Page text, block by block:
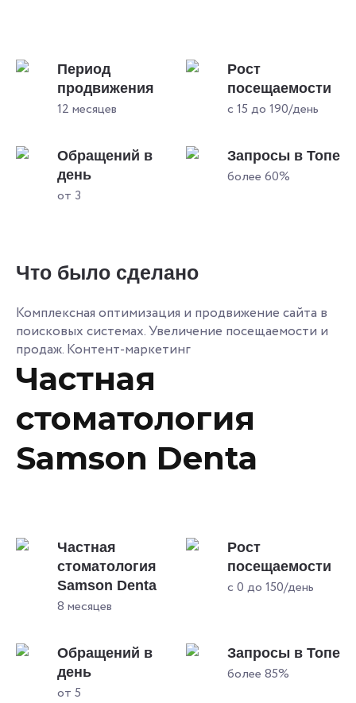
Период
продвижения
12 месяцев
Рост
посещаемости
с 15 до 190/день
Обращений в
день
от 3
Запросы в Топе
более 60%
Что было сделано
Комплексная оптимизация и продвижение сайта в
поисковых системах. Увеличение посещаемости и
продаж. Контент-маркетинг
Частная
стоматология
Samson Denta
Частная
стоматология
Samson Denta
8 месяцев
Рост
посещаемости
с 0 до 150/день
Обращений в
день
от 5
Запросы в Топе
более 85%